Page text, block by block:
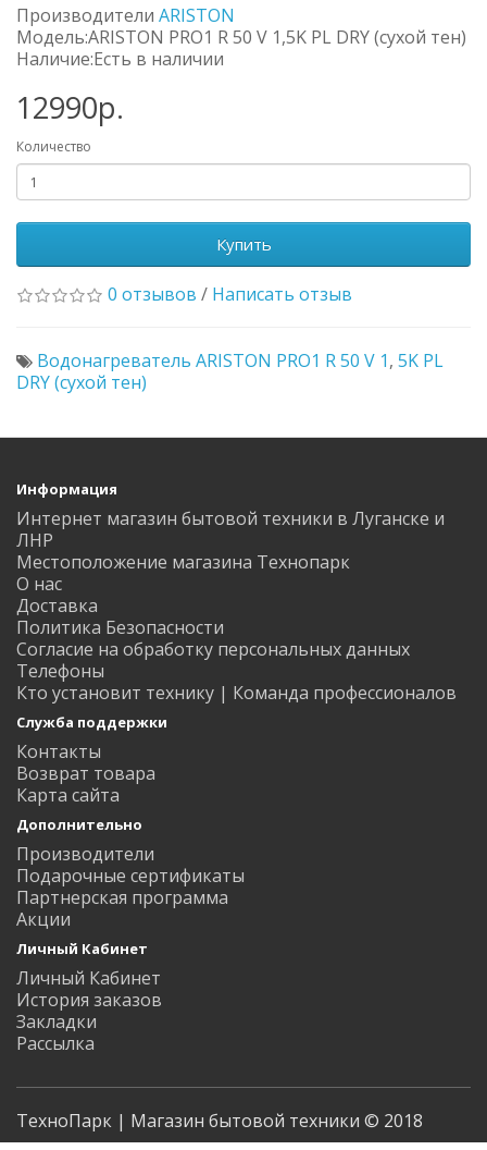
Производители ARISTON
Модель:ARISTON PRO1 R 50 V 1,5K PL DRY (сухой тен)
Наличие:Есть в наличии
12990р.
Количество
Купить
0 отзывов / Написать отзыв
Водонагреватель ARISTON PRO1 R 50 V 1, 5K PL
DRY (сухой тен)
Информация
Интернет магазин бытовой техники в Луганске и
ЛНР
Местоположение магазина Технопарк
О нас
Доставка
Политика Безопасности
Согласие на обработку персональных данных
Телефоны
Кто установит технику | Команда профессионалов
Служба поддержки
Контакты
Возврат товара
Карта сайта
Дополнительно
Производители
Подарочные сертификаты
Партнерская программа
Акции
Личный Кабинет
Личный Кабинет
История заказов
Закладки
Рассылка
ТехноПарк | Магазин бытовой техники © 2018